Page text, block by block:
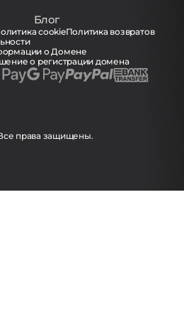
Блог
cookieПолитика возвратов
о Домене
о регистрации домена
права защищены.